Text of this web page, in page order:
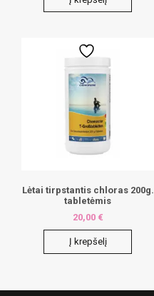
Lėtai tirpstantis chloras 200g.
tabletėmis
20,00 €
Į krepšelį